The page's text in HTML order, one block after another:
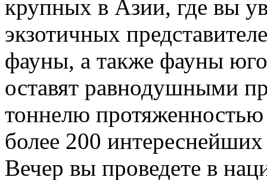
крупных в Азии, где вы
экзотичных
фауны, а также фауны
оставят равнодушными
тоннелю
более 200
Вечер вы проведете в